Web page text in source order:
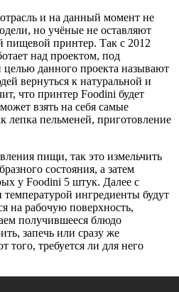
и на данный момент не
но учёные не оставляют
пищевой принтер. Так с 2012
над проектом, под
данного проекта называют
вернуться к натуральной и
что принтер Foodini будет
взять на себя самые
лепка пельменей, приготовление
пищи, так это измельчить
состояния, а затем
у Foodini 5 штук. Далее с
ингредиенты будут
на рабочую поверхность,
получившееся блюдо
запечь или сразу же
того, требуется ли для него